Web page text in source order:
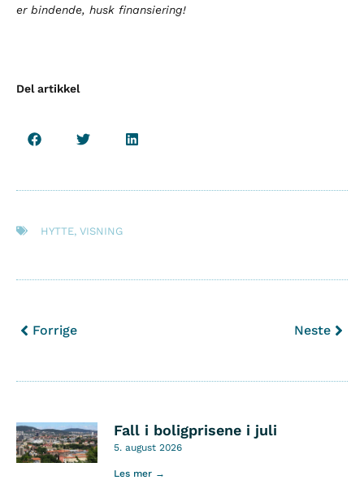
er bindende, husk finansiering!
Del artikkel
HYTTE, VISNING
Forrige Neste
Fall i boligprisene i juli
5. august 2026
Les mer →